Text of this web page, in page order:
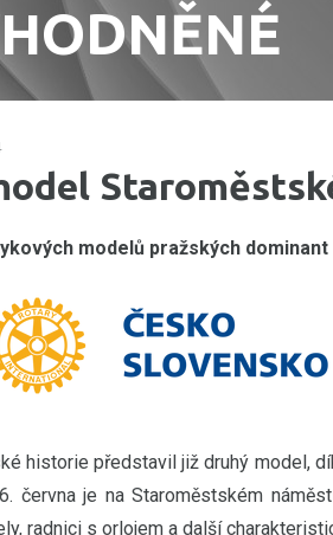
modelů pražských
historie představil již druhý model,
června je na Staroměstském
radnici s orlojem a další